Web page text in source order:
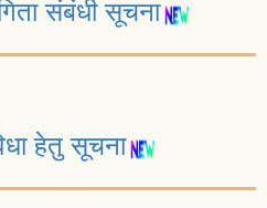
संबंधी सूचना
हेतु सूचना